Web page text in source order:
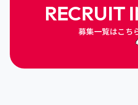
RECRUIT
募集一覧はこち